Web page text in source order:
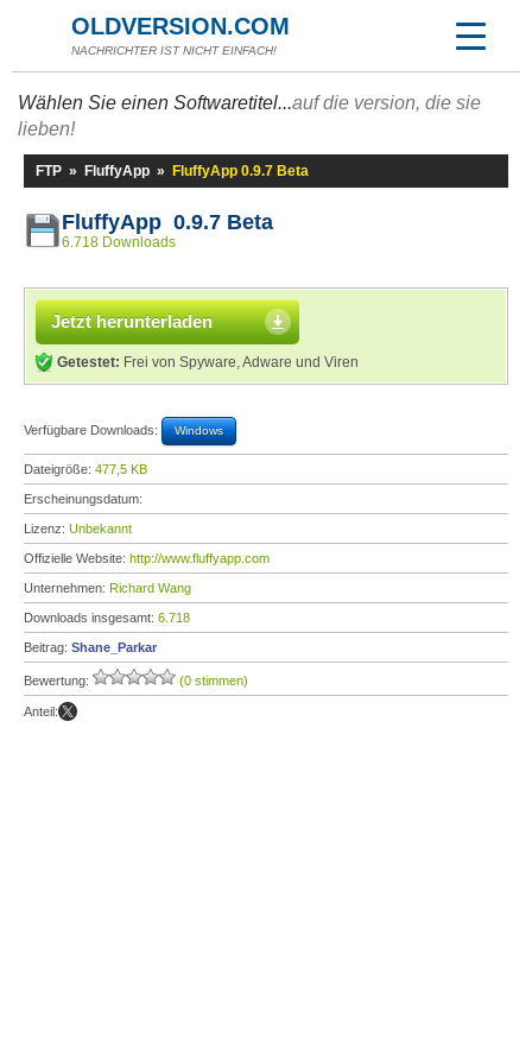
OLDVERSION.COM
NACHRICHTER IST NICHT EINFACH!
Wählen Sie einen Softwaretitel...auf die version, die sie
lieben!
FTP » FluffyApp » FluffyApp 0.9.7 Beta
FluffyApp 0.9.7 Beta
6.718 Downloads
Jetzt herunterladen
Getestet: Frei von Spyware, Adware und Viren
Verfügbare Downloads: Windows
Dateigröße: 477,5 KB
Erscheinungsdatum:
Lizenz: Unbekannt
Offizielle Website: http://www.fluffyapp.com
Unternehmen: Richard Wang
Downloads insgesamt: 6.718
Beitrag: Shane_Parkar
Bewertung: (0 stimmen)
Anteil: